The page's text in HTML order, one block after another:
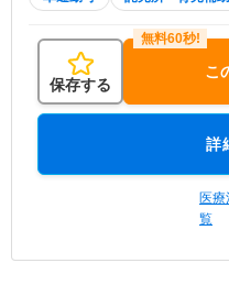
保存する
こ
詳
医
覧